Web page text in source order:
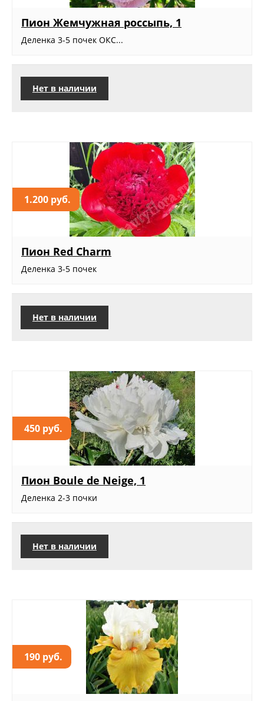
Пион Жемчужная россыпь, 1
Деленка 3-5 почек ОКС...
Нет в наличии
1.200 руб.
Пион Red Charm
Деленка 3-5 почек
Нет в наличии
450 руб.
Пион Boule de Neige, 1
Деленка 2-3 почки
Нет в наличии
190 руб.